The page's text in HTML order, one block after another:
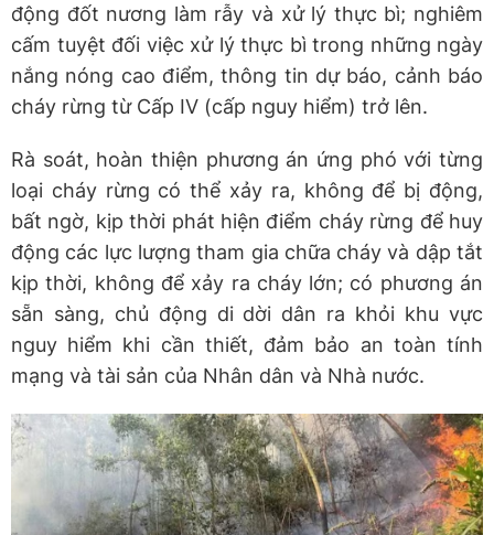
động đốt nương làm rẫy và xử lý thực bì; nghiêm
cấm tuyệt đối việc xử lý thực bì trong những ngày
nắng nóng cao điểm, thông tin dự báo, cảnh báo
cháy rừng từ Cấp IV (cấp nguy hiểm) trở lên.
Rà soát, hoàn thiện phương án ứng phó với từng
loại cháy rừng có thể xảy ra, không để bị động,
bất ngờ, kịp thời phát hiện điểm cháy rừng để huy
động các lực lượng tham gia chữa cháy và dập tắt
kịp thời, không để xảy ra cháy lớn; có phương án
sẵn sàng, chủ động di dời dân ra khỏi khu vực
nguy hiểm khi cần thiết, đảm bảo an toàn tính
mạng và tài sản của Nhân dân và Nhà nước.